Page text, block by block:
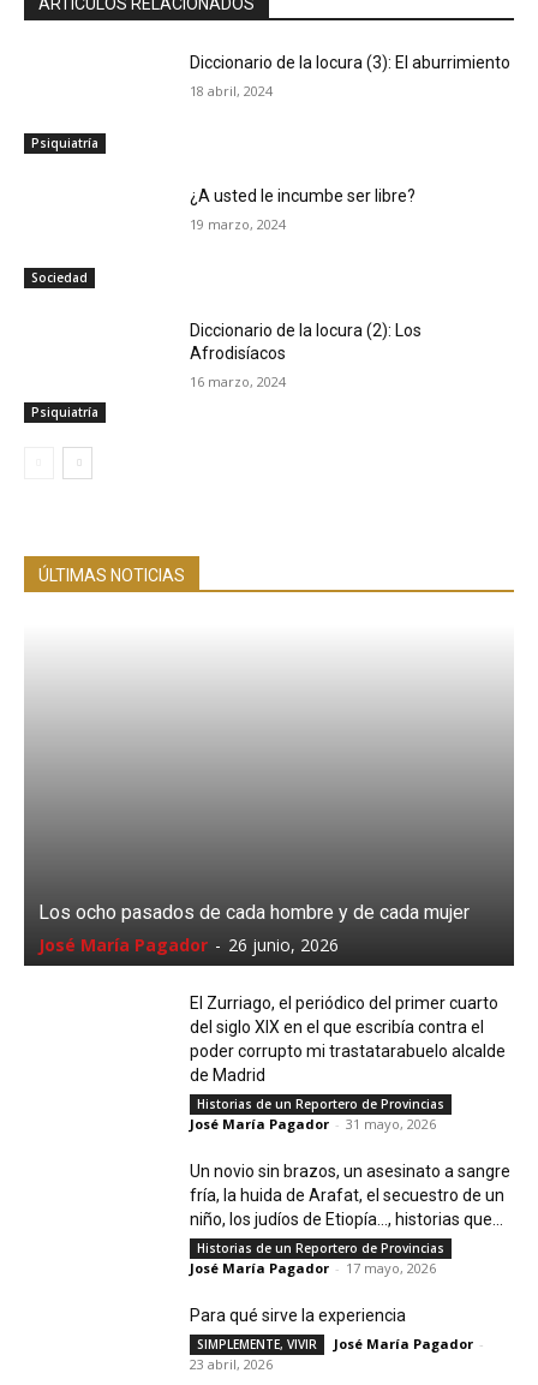
Psiquiatría
Diccionario de la locura (3): El aburrimiento
18 abril, 2024
Sociedad
¿A usted le incumbe ser libre?
19 marzo, 2024
Psiquiatría
Diccionario de la locura (2): Los
Afrodisíacos
16 marzo, 2024
ÚLTIMAS NOTICIAS
Los ocho pasados de cada hombre y de cada mujer
José María Pagador - 26 junio, 2026
El Zurriago, el periódico del primer cuarto
del siglo XIX en el que escribía contra el
poder corrupto mi trastatarabuelo alcalde
de Madrid
Historias de un Reportero de Provincias
José María Pagador - 31 mayo, 2026
Un novio sin brazos, un asesinato a sangre
fría, la huida de Arafat, el secuestro de un
niño, los judíos de Etiopía…, historias que...
Historias de un Reportero de Provincias
José María Pagador - 17 mayo, 2026
Para qué sirve la experiencia
SIMPLEMENTE, VIVIR José María Pagador -
23 abril, 2026